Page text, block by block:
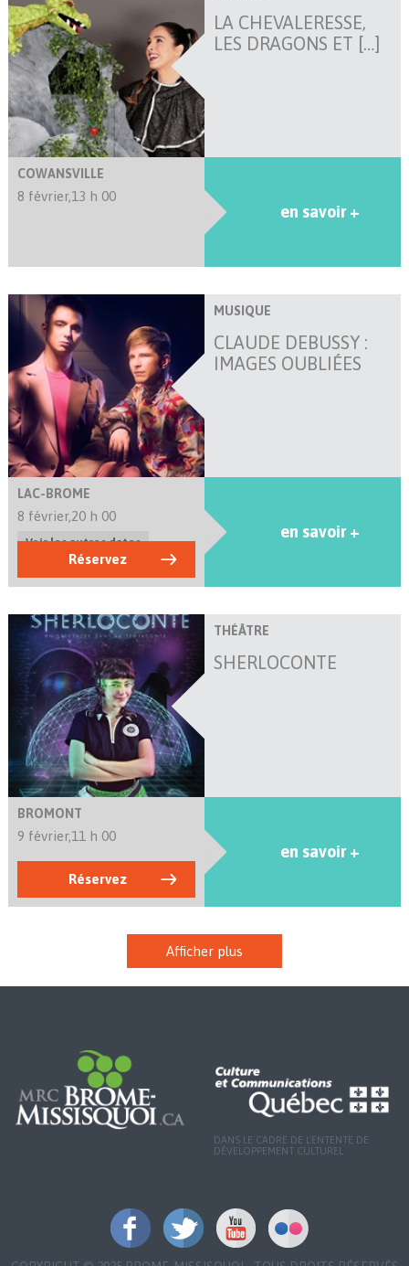
LA CHEVALERESSE,
LES DRAGONS ET […]
COWANSVILLE
8 février,13 h 00
en savoir +
MUSIQUE
CLAUDE DEBUSSY :
IMAGES OUBLIÉES
LAC-BROME
8 février,20 h 00
Voir les autres dates
Réservez
en savoir +
THÉÂTRE
SHERLOCONTE
BROMONT
9 février,11 h 00
Réservez
en savoir +
Afficher plus
DANS LE CADRE DE L'ENTENTE DE
DÉVELOPPEMENT CULTUREL